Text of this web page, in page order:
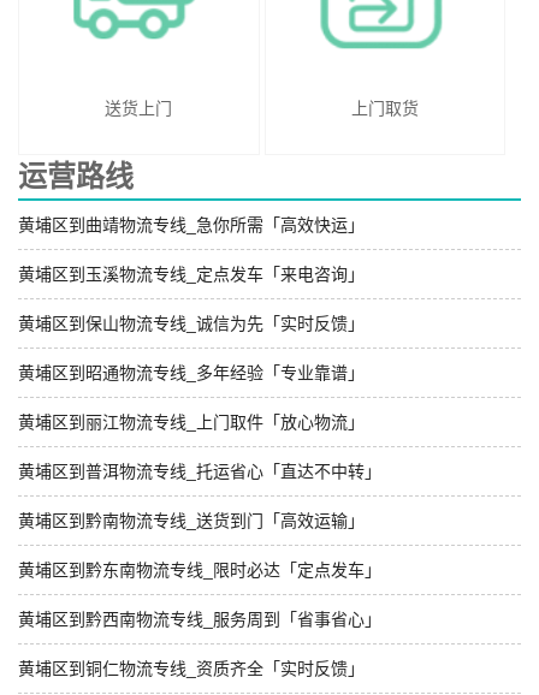
送货上门 上门取货
运营路线
黄埔区到曲靖物流专线_急你所需「高效快运」
黄埔区到玉溪物流专线_定点发车「来电咨询」
黄埔区到保山物流专线_诚信为先「实时反馈」
黄埔区到昭通物流专线_多年经验「专业靠谱」
黄埔区到丽江物流专线_上门取件「放心物流」
黄埔区到普洱物流专线_托运省心「直达不中转」
黄埔区到黔南物流专线_送货到门「高效运输」
黄埔区到黔东南物流专线_限时必达「定点发车」
黄埔区到黔西南物流专线_服务周到「省事省心」
黄埔区到铜仁物流专线_资质齐全「实时反馈」